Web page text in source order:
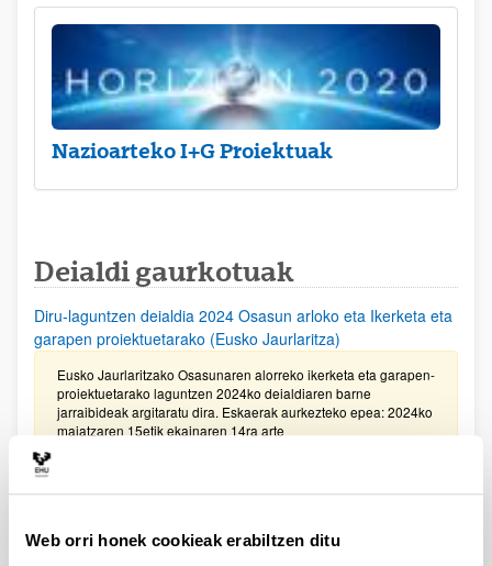
Web orri honek cookieak erabiltzen ditu
Nazioarteko I+G Proiektuak
Deialdi gaurkotuak
Diru-laguntzen deialdia 2024 Osasun arloko eta Ikerketa eta
garapen proiektuetarako (Eusko Jaurlaritza)
Eusko Jaurlaritzako Osasunaren alorreko ikerketa eta garapen-
proiektuetarako laguntzen 2024ko deialdiaren barne
jarraibideak argitaratu dira. Eskaerak aurkezteko epea: 2024ko
maiatzaren 15etik ekainaren 14ra arte
Gipuzkoako Zientzia, Teknologia eta Berrikuntza Sarea
Eskaerak aurkezteko epea 2024ko ekainaren 7an bukatuko da,